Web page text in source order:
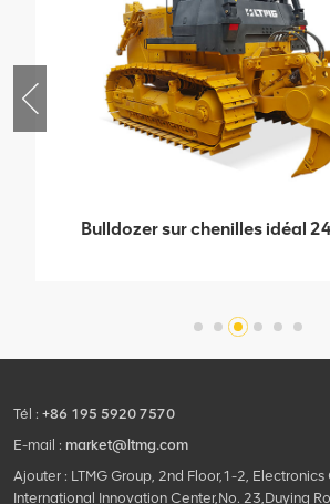
Bulldozer sur chenilles idéal
Tél : +86 195 5920 7570
E-mail : market@ltmg.com
Ajouter : LTMG Group, 2nd Floor,1-2,
International Innovation Center,No. 23,Duying